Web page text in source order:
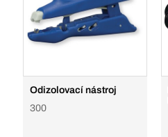
Odizolovací nástroj
300